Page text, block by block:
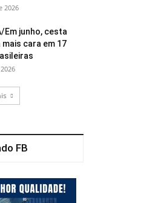
2026
Em junho, cesta
cara em 17
FB